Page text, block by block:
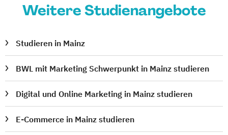
Weitere Studienangebote
Studieren in Mainz
BWL mit Marketing Schwerpunkt in Mainz studieren
Digital und Online Marketing in Mainz studieren
E-Commerce in Mainz studieren